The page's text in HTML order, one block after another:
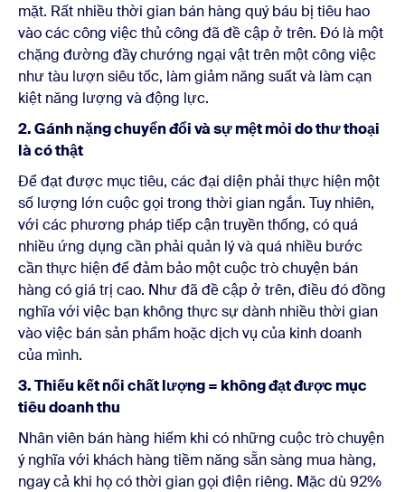
mặt. Rất nhiều thời gian bán hàng quý báu bị tiêu hao
vào các công việc thủ công đã đề cập ở trên. Đó là một
chặng đường đầy chướng ngại vật trên một công việc
như tàu lượn siêu tốc, làm giảm năng suất và làm cạn
kiệt năng lượng và động lực.
2.Gánh nặng chuyển đổi và sự mệt mỏi do thư thoại
là có thật
Để đạt được mục tiêu, các đại diện phải thực hiện một
số lượng lớn cuộc gọi trong thời gian ngắn. Tuy nhiên,
với các phương pháp tiếp cận truyền thống, có quá
nhiều ứng dụng cần phải quản lý và quá nhiều bước
cần thực hiện để đảm bảo một cuộc trò chuyện bán
hàng có giá trị cao. Như đã đề cập ở trên, điều đó đồng
nghĩa với việc bạn không thực sự dành nhiều thời gian
vào việc bán sản phẩm hoặc dịch vụ của kinh doanh
của mình.
3. Thiếu kết nối chất lượng = không đạt được mục
tiêu doanh thu
Nhân viên bán hàng hiếm khi có những cuộc trò chuyện
ý nghĩa với khách hàng tiềm năng sẵn sàng mua hàng,
ngay cả khi họ có thời gian gọi điện riêng. Mặc dù 92%